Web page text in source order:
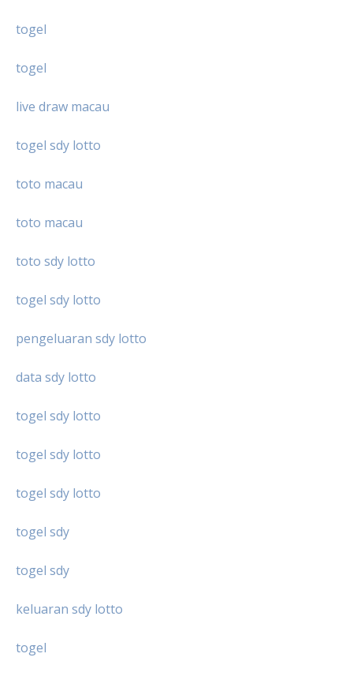
togel
togel
live draw macau
togel sdy lotto
toto macau
toto macau
toto sdy lotto
togel sdy lotto
pengeluaran sdy lotto
data sdy lotto
togel sdy lotto
togel sdy lotto
togel sdy lotto
togel sdy
togel sdy
keluaran sdy lotto
togel